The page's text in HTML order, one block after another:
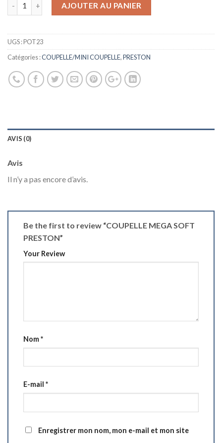
AJOUTER AU PANIER
UGS :POT23
Catégories :COUPELLE/MINI COUPELLE,PRESTON
AVIS (0)
Avis
Il n’y a pas encore d’avis.
Be the first to review “COUPELLE MEGA SOFT
PRESTON”
Your Review
Nom*
E-mail *
Enregistrer mon nom, mon e-mail et mon site